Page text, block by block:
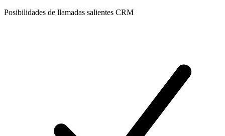
Posibilidades de llamadas salientes CRM